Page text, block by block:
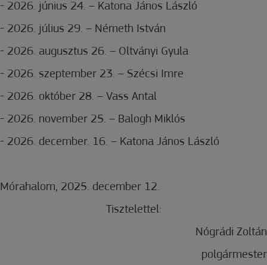
- 2026. június 24. – Katona János László
- 2026. július 29. – Németh István
- 2026. augusztus 26. – Oltványi Gyula
- 2026. szeptember 23. – Szécsi Imre
- 2026. október 28. – Vass Antal
- 2026. november 25. – Balogh Miklós
- 2026. december. 16. – Katona János László
Mórahalom, 2025. december 12.
Tisztelettel:
Nógrádi Zoltán
polgármester